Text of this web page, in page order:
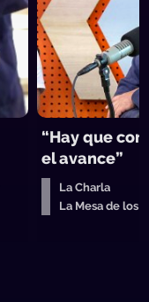
“Hay que
el avance”
La Charla
La Mesa de